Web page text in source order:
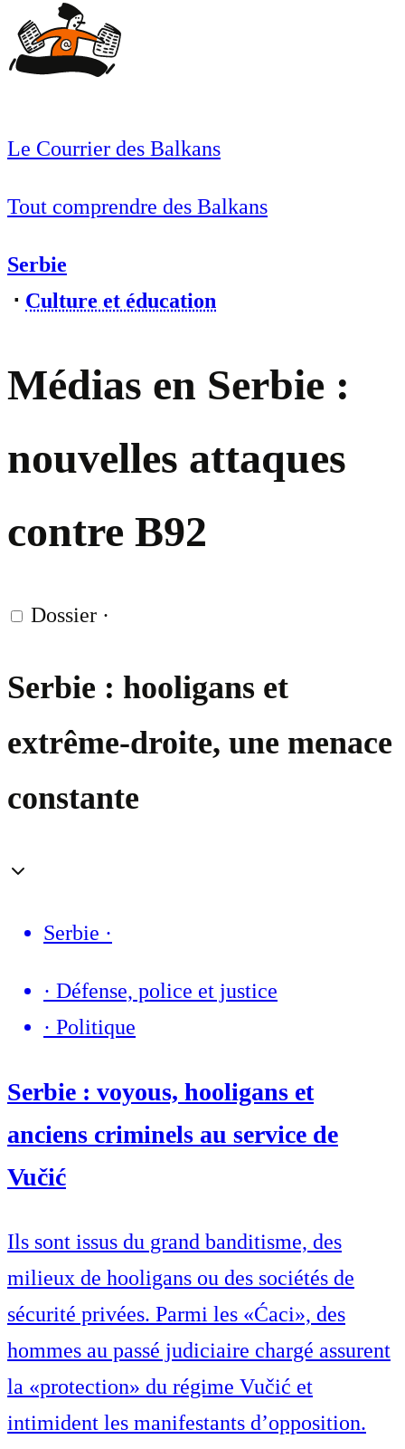
Le Courrier des Balkans
Tout comprendre des Balkans
Serbie
⋅ Culture et éducation
Médias en Serbie :
nouvelles attaques
contre B92
Dossier ·
Serbie : hooligans et
extrême-droite, une menace
constante
Serbie ·
· Défense, police et justice
· Politique
Serbie : voyous, hooligans et
anciens criminels au service de
Vučić
Ils sont issus du grand banditisme, des
milieux de hooligans ou des sociétés de
sécurité privées. Parmi les «Ćaci», des
hommes au passé judiciaire chargé assurent
la «protection» du régime Vučić et
intimident les manifestants d’opposition.